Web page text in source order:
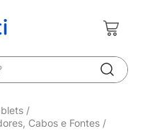
Cabos e Fontes